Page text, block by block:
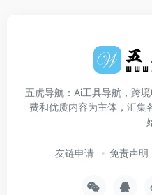
五虎导航：Ai工具导航，跨
费和优质内容为主体，汇集
友链申请 免责声明